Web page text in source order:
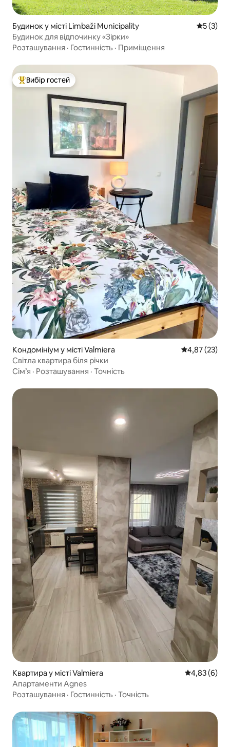
Будинок у місті Limbaži Municipality Середня
5 (3)
Будинок для відпочинку «Зірки»
Розташування · Гостинність · Приміщення
Топ вибір гостей
Вибір гостей
Кондомініум у місті Valmiera Середня
4,87 (23)
Світла квартира біля річки
Сім’я · Розташування · Точність
Квартира у місті Valmiera Середня
4,83 (6)
Апартаменти Agnes
Розташування · Гостинність · Точність